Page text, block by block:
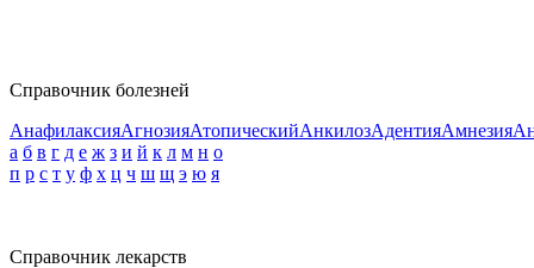
Справочник болезней
АнафилаксияАгнозияАтопическийАнкилозАдентияАмнезия
а б в г д е ж з и й к л м н о
п р с т у ф х ц ч ш щ э ю я
Справочник лекарств